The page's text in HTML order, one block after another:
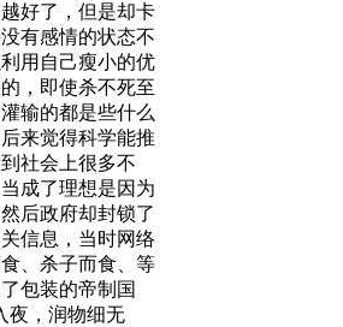
好了，但是却卡
有感情的状态不
用自己瘦小的优
，即使杀不死至
输的都是些什么
来觉得科学能推
社会上很多不
成了理想是因为
后政府却封锁了
信息，当时网络
、杀子而食、等
包装的帝制国
夜，润物细无